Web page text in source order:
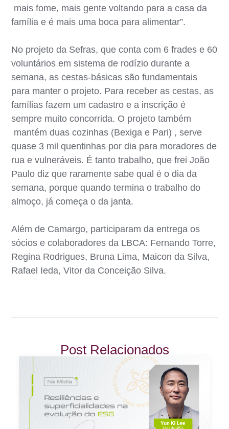
mais fome, mais gente voltando para a casa da
família e é mais uma boca para alimentar”.
No projeto da Sefras, que conta com 6 frades e 60
voluntários em sistema de rodízio durante a
semana, as cestas-básicas são fundamentais
para manter o projeto. Para receber as cestas, as
famílias fazem um cadastro e a inscrição é
sempre muito concorrida. O projeto também
mantém duas cozinhas (Bexiga e Pari) , serve
quase 3 mil quentinhas por dia para moradores de
rua e vulneráveis. É tanto trabalho, que frei João
Paulo diz que raramente sabe qual é o dia da
semana, porque quando termina o trabalho do
almoço, já começa o da janta.
Além de Camargo, participaram da entrega os
sócios e colaboradores da LBCA: Fernando Torre,
Regina Rodrigues, Bruna Lima, Maicon da Silva,
Rafael Ieda, Vitor da Conceição Silva.
Post Relacionados